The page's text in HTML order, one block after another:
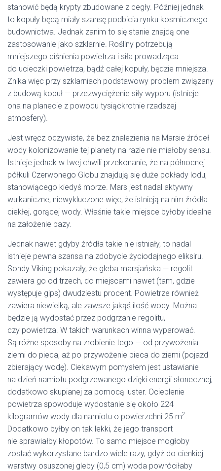
stanowić będą krypty zbudowane z cegły. Później jednak
to kopuły będą miały szansę podbicia rynku kosmicznego
budownictwa. Jednak zanim to się stanie znajdą one
zastosowanie jako szklarnie. Rośliny potrzebują
mniejszego ciśnienia powietrza i siła prowadząca
do ucieczki powietrza, bądź całej kopuły, będzie mniejsza.
Znika więc przy szklarniach podstawowy problem związany
z budową kopuł — przezwyciężenie siły wyporu (istnieje
ona na planecie z powodu tysiąckrotnie rzadszej
atmosfery).
Jest wręcz oczywiste, że bez znalezienia na Marsie źródeł
wody kolonizowanie tej planety na razie nie miałoby sensu.
Istnieje jednak w twej chwili przekonanie, że na północnej
półkuli Czerwonego Globu znajdują się duże pokłady lodu,
stanowiącego kiedyś morze. Mars jest nadal aktywny
wulkaniczne, niewykluczone więc, że istnieją na nim źródła
ciekłej, gorącej wody. Właśnie takie miejsce byłoby idealne
na założenie bazy.
Jednak nawet gdyby źródła takie nie istniały, to nadal
istnieje pewna szansa na zdobycie życiodajnego eliksiru.
Sondy Viking pokazały, że gleba marsjańska — regolit
zawiera go od trzech, do miejscami nawet (tam, gdzie
występuje gips) dwudziestu procent. Powietrze również
zawiera niewielką, ale zawsze jakąś ilość wody. Można
będzie ją wydostać przez podgrzanie regolitu,
czy powietrza. W takich warunkach winna wyparować.
Są różne sposoby na zrobienie tego — od przywożenia
ziemi do pieca, aż po przywożenie pieca do ziemi (pojazd
zbierający wodę). Ciekawym pomysłem jest ustawianie
na dzień namiotu podgrzewanego dzięki energii słonecznej,
dodatkowo skupianej za pomocą luster. Ocieplenie
powietrza spowoduje wydostanie się około 224
kilogramów wody dla namiotu o powierzchni 25 m2.
Dodatkowo byłby on tak lekki, że jego transport
nie sprawiałby kłopotów. To samo miejsce mogłoby
zostać wykorzystane bardzo wiele razy, gdyż do cienkiej
warstwy osuszonej gleby (0,5 cm) woda powróciłaby